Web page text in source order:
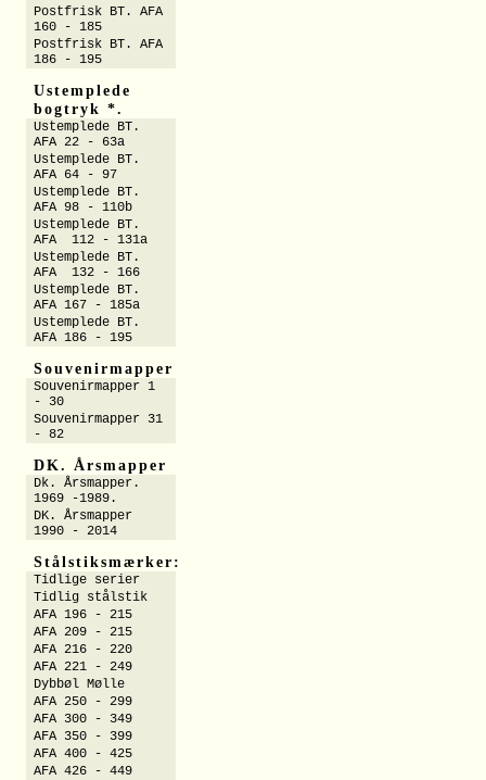
Postfrisk BT. AFA
160 - 185
Postfrisk BT. AFA
186 - 195
Ustemplede
bogtryk *.
Ustemplede BT.
AFA 22 - 63a
Ustemplede BT.
AFA 64 - 97
Ustemplede BT.
AFA 98 - 110b
Ustemplede BT.
AFA 112 - 131a
Ustemplede BT.
AFA 132 - 166
Ustemplede BT.
AFA 167 - 185a
Ustemplede BT.
AFA 186 - 195
Souvenirmapper
Souvenirmapper 1
- 30
Souvenirmapper 31
- 82
DK. Årsmapper
Dk. Årsmapper.
1969 -1989.
DK. Årsmapper
1990 - 2014
Stålstiksmærker:
Tidlige serier
Tidlig stålstik
AFA 196 - 215
AFA 209 - 215
AFA 216 - 220
AFA 221 - 249
Dybbøl Mølle
AFA 250 - 299
AFA 300 - 349
AFA 350 - 399
AFA 400 - 425
AFA 426 - 449